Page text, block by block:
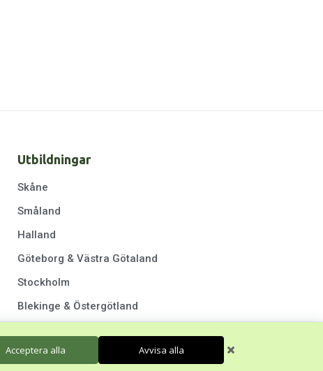
Utbildningar
Skåne
Småland
Halland
Göteborg & Västra Götaland
Stockholm
Blekinge & Östergötland
Acceptera alla Avvisa alla